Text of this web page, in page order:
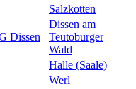
Salzkotten
Dissen
Dissen am
Teutoburger
Wald
Halle (Saale)
Werl